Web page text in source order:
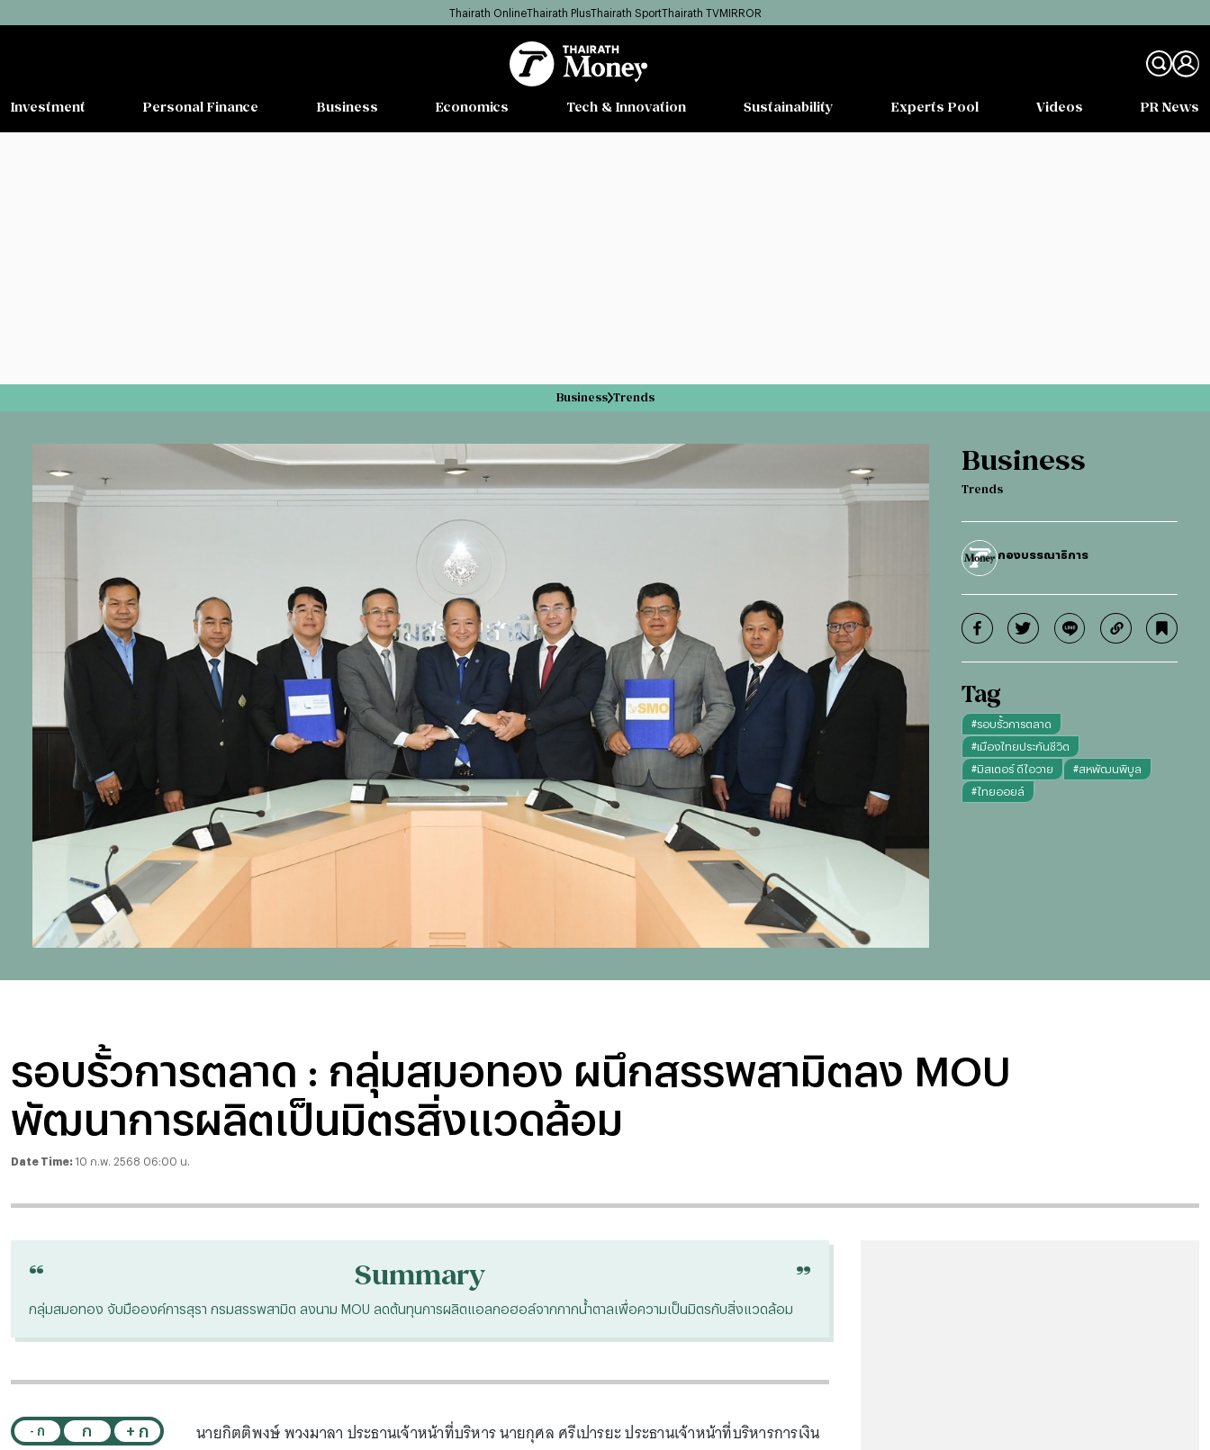
Thairath OnlineThairath PlusThairath SportThairath TVMIRROR
Investment Personal Finance Business Economics Tech & Innovation Sustainability Experts Pool Videos PR News
Business Trends
Business
Trends
กองบรรณาธิการ
Tag
#รอบรั้วการตลาด
#เมืองไทยประกันชีวิต
#มิสเตอร์ ดีไอวาย #สหพัฒนพิบูล
#ไทยออยล์
รอบรั้วการตลาด : กลุ่มสมอทอง ผนึกสรรพสามิตลง MOU
พัฒนาการผลิตเป็นมิตรสิ่งแวดล้อม
Date Time: 10 ก.พ. 2568 06:00 น.
“ Summary “
กลุ่มสมอทอง จับมือองค์การสุรา กรมสรรพสามิต ลงนาม MOU ลดต้นทุนการผลิตแอลกอฮอล์จากกากน้ำตาลเพื่อความเป็นมิตรกับสิ่งแวดล้อม
- ก ก + ก
นายกิตติพงษ์ พวงมาลา ประธานเจ้าหน้าที่บริหาร นายกุศล ศรีเปารยะ ประธานเจ้าหน้าที่บริหารการเงิน